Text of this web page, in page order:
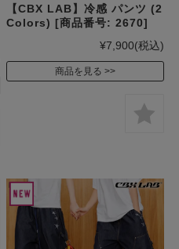
【CBX LAB】冷感 パンツ (2
Colors) [商品番号: 2670]
¥7,900(税込)
商品を見る